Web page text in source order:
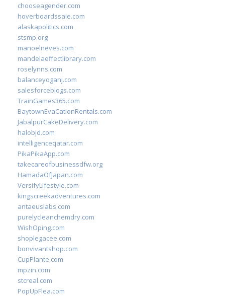
chooseagender.com
hoverboardssale.com
alaskapolitics.com
stsmp.org
manoelneves.com
mandelaeffectlibrary.com
roselynns.com
balanceyoganj.com
salesforceblogs.com
TrainGames365.com
BaytownEvaCationRentals.com
JabalpurCakeDelivery.com
halobjd.com
intelligenceqatar.com
PikaPikaApp.com
takecareofbusinessdfw.org
HamadaOfJapan.com
VersifyLifestyle.com
kingscreekadventures.com
antaeuslabs.com
purelycleanchemdry.com
WishOping.com
shoplegacee.com
bonvivantshop.com
CupPlante.com
mpzin.com
stcreal.com
PopUpFlea.com